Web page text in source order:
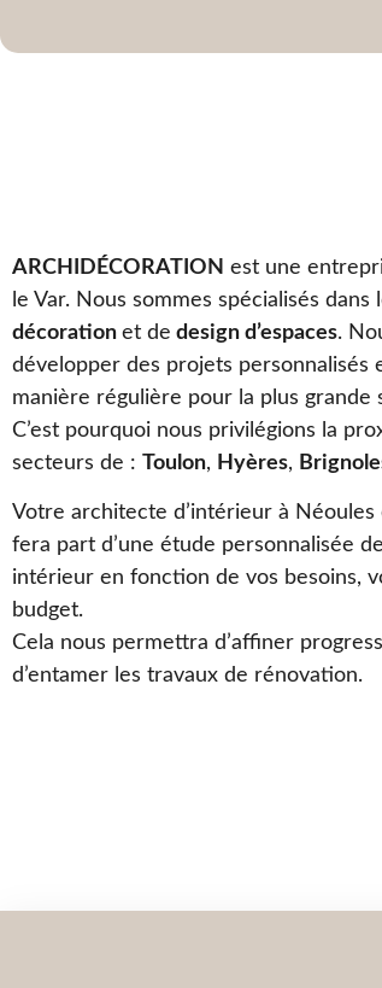
ARCHIDÉCORATION est une
le Var. Nous sommes spécialisés dans
décoration et de design d’espaces.
développer des projets personnalisés
manière régulière pour la plus grande
C’est pourquoi nous privilégions la
secteurs de : Toulon, Hyères,
Votre architecte d’intérieur à
fera part d’une étude personnalisée
intérieur en fonction de vos besoins,
budget.
Cela nous permettra d’affiner
d’entamer les travaux de rénovation.